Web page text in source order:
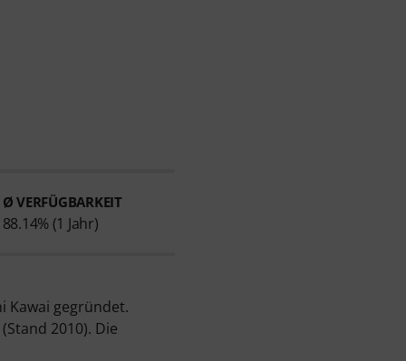
Ø VERFÜGBARKEIT
88.14% (1 Jahr)
Kawai gegründet.
2010). Die